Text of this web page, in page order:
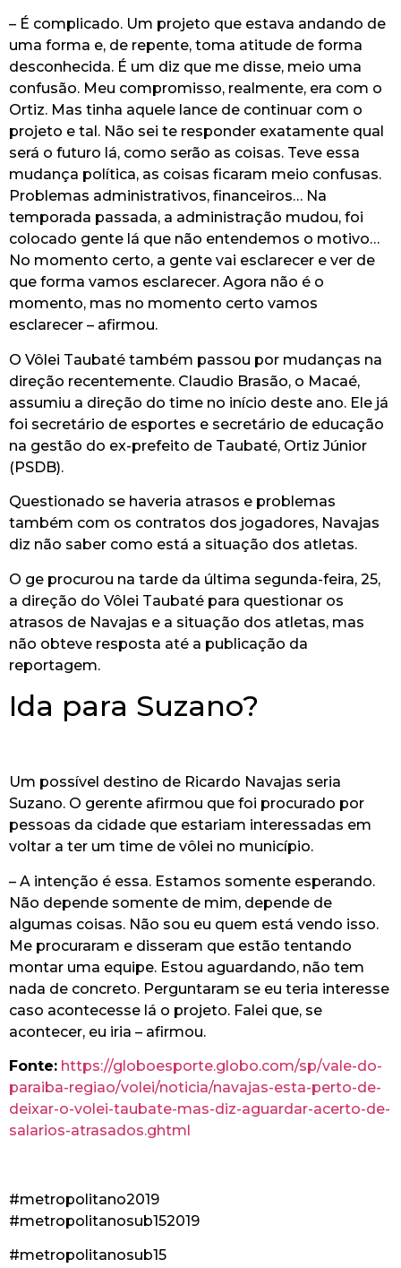
– É complicado. Um projeto que estava andando de
uma forma e, de repente, toma atitude de forma
desconhecida. É um diz que me disse, meio uma
confusão. Meu compromisso, realmente, era com o
Ortiz. Mas tinha aquele lance de continuar com o
projeto e tal. Não sei te responder exatamente qual
será o futuro lá, como serão as coisas. Teve essa
mudança política, as coisas ficaram meio confusas.
Problemas administrativos, financeiros… Na
temporada passada, a administração mudou, foi
colocado gente lá que não entendemos o motivo…
No momento certo, a gente vai esclarecer e ver de
que forma vamos esclarecer. Agora não é o
momento, mas no momento certo vamos
esclarecer – afirmou.
O Vôlei Taubaté também passou por mudanças na
direção recentemente. Claudio Brasão, o Macaé,
assumiu a direção do time no início deste ano. Ele já
foi secretário de esportes e secretário de educação
na gestão do ex-prefeito de Taubaté, Ortiz Júnior
(PSDB).
Questionado se haveria atrasos e problemas
também com os contratos dos jogadores, Navajas
diz não saber como está a situação dos atletas.
O ge procurou na tarde da última segunda-feira, 25,
a direção do Vôlei Taubaté para questionar os
atrasos de Navajas e a situação dos atletas, mas
não obteve resposta até a publicação da
reportagem.
Ida para Suzano?
Um possível destino de Ricardo Navajas seria
Suzano. O gerente afirmou que foi procurado por
pessoas da cidade que estariam interessadas em
voltar a ter um time de vôlei no município.
– A intenção é essa. Estamos somente esperando.
Não depende somente de mim, depende de
algumas coisas. Não sou eu quem está vendo isso.
Me procuraram e disseram que estão tentando
montar uma equipe. Estou aguardando, não tem
nada de concreto. Perguntaram se eu teria interesse
caso acontecesse lá o projeto. Falei que, se
acontecer, eu iria – afirmou.
Fonte: https://globoesporte.globo.com/sp/vale-do-
paraiba-regiao/volei/noticia/navajas-esta-perto-de-
deixar-o-volei-taubate-mas-diz-aguardar-acerto-de-
salarios-atrasados.ghtml
#metropolitano2019
#metropolitanosub152019
#metropolitanosub15